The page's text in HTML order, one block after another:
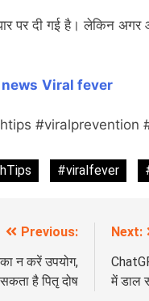
पर दी गई है। लेकिन अगर
Viral fever
#viralprevention
#viralfever
Previous:
न करें उपयोग,
है पितृ दोष
Next:
में डाल